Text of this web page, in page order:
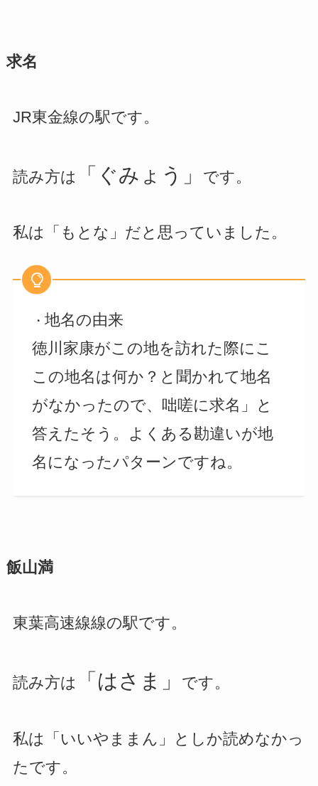
求名
JR東金線の駅です。
読み方は 「ぐみょう」 です。
私は「もとな」だと思っていました。
・ 地名の由来
徳川家康がこの地を訪れた際にこ
この地名は何か？と聞かれて地名
がなかったので、咄嗟に求名」と
答えたそう。よくある勘違いが地
名になったパターンですね。
飯山満
東葉高速線線の駅です。
読み方は 「はさま」 です。
私は「いいやままん」としか読めなかっ
たです。